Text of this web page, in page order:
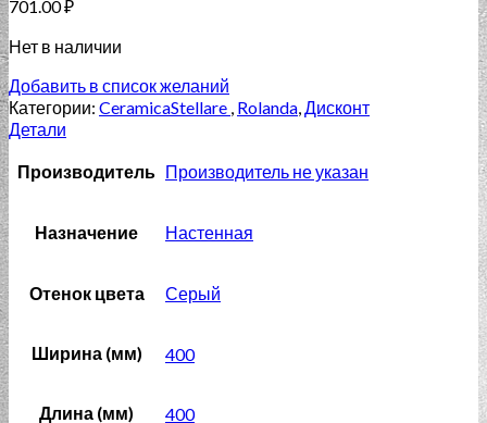
701.00₽
Нет в наличии
Добавить в список желаний
Категории: CeramicaStellare , Rolanda,Дисконт
Детали
Производитель Производитель не указан
Назначение Настенная
Отенок цвета Серый
Ширина (мм) 400
Длина (мм) 400